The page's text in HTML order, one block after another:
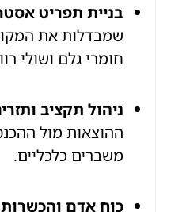
בניית תפריט
שמבדלות את
חומרי גלם ושולי
ניהול תקציב
ההוצאות מול
משברים כלכליים.
כוח אדם והכשרות